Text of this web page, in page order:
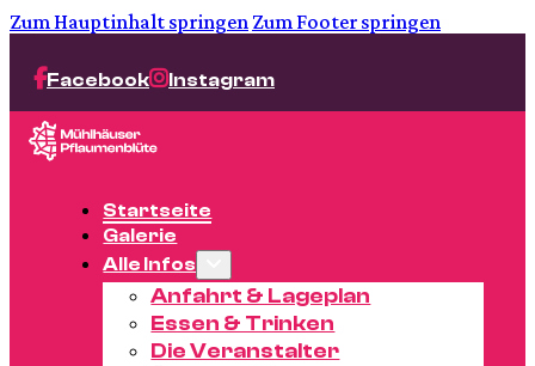
Zum Hauptinhalt springen Zum Footer springen
Facebook Instagram
Startseite
Galerie
Alle Infos
Anfahrt & Lageplan
Essen & Trinken
Die Veranstalter